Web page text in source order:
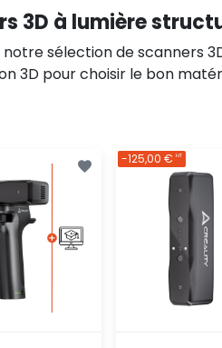
3D à lumière
sélection de scanners
3D pour choisir le bon
-125,00 € HT